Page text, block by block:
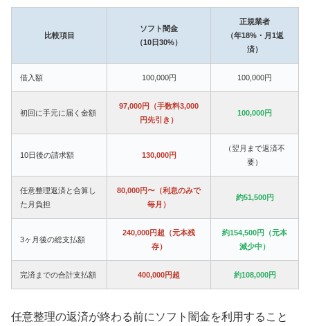
比較項目
ソフト闇金
（10日30%）
正規業者
（年18%・月1返
済）
借入額 100,000円 100,000円
初回に手元に届く金額
97,000円（手数料3,000
円先引き）
100,000円
10日後の請求額 130,000円
（翌月まで返済不
要）
任意整理返済と合算し
た月負担
80,000円〜（利息のみで
毎月）
約51,500円
3ヶ月後の総支払額
240,000円超（元本残
存）
約154,500円（元本
減少中）
完済までの合計支払額 400,000円超 約108,000円
任意整理の返済が終わる前にソフト闇金を利用すること